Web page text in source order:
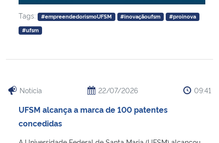
Tags: #empreendedorismoUFSM #inovaçãoufsm
#proinova
#ufsm
Notícia 22/07/2026 09:41
UFSM alcança a marca de 100 patentes
concedidas